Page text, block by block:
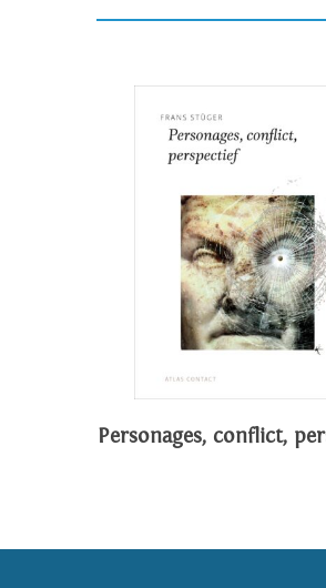
Personages, conflict,